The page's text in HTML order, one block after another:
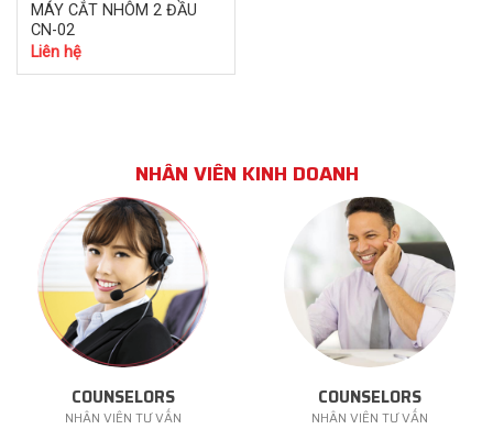
MÁY CẮT NHÔM 2 ĐẦU
CN-02
Liên hệ
NHÂN VIÊN KINH DOANH
COUNSELORS
NHÂN VIÊN TƯ VẤN
COUNSELORS
NHÂN VIÊN TƯ VẤN